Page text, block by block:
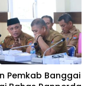
Pemkab Banggai